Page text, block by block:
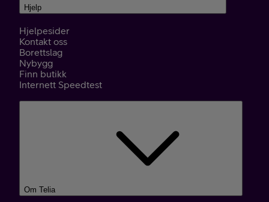
Hjelp
Hjelpesider
Kontakt oss
Borettslag
Nybygg
Finn butikk
Internett Speedtest
Om Telia